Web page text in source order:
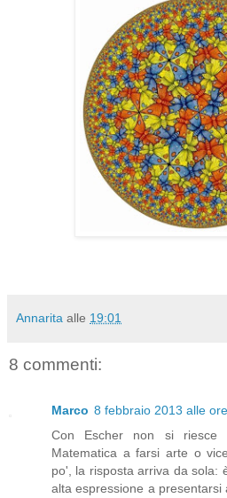
Annarita alle 19:01
8 commenti:
Marco 8 febbraio 2013 alle
Con Escher non si
Matematica a farsi arte o
po', la risposta arriva da sola:
alta espressione a